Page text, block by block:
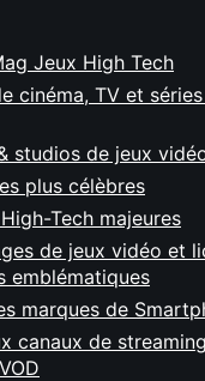
Jeux High Tech
cinéma, TV et
studios de jeux
plus célèbres
Tech majeures
de jeux vidéo et
emblématiques
marques de
canaux de